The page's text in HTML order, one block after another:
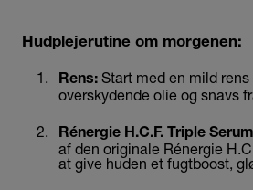
Hudplejerutine om morgenen:
Rens: Start med en mild
overskydende olie og snavs
Rénergie H.C.F. Triple
af den originale Rénergie
at give huden et fugtboost,